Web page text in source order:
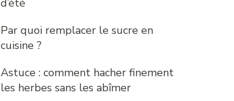
d’été
Par quoi remplacer le sucre en
cuisine ?
Astuce : comment hacher finement
les herbes sans les abîmer